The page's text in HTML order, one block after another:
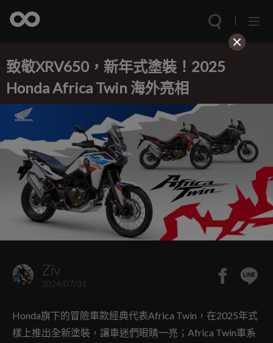
致敬XRV650，新年式塗裝！2025
Honda Africa Twin 海外亮相
Ziv
2024/07/31
Honda旗下的冒險車款經典代表Africa Twin，在2025年式
樣上推出全新塗裝，讓車迷們眼睛一亮；Africa Twin車系